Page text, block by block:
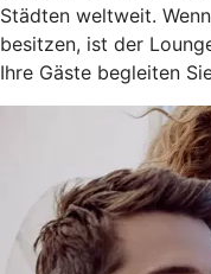
Städten weltweit.
besitzen, ist der
Ihre Gäste begleiten